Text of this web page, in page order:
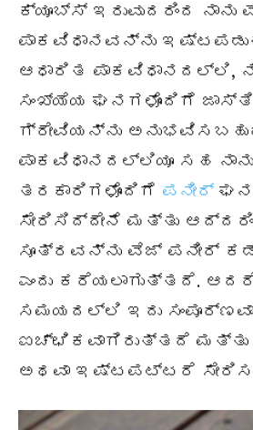
ಕ್ಯೂಬ್ಸ್ ಇರುವುದರಿಂದ
ಪಾಕವಿಧಾನವನ್ನು
ಆಧಾರಿತ ಪಾಕವಿಧಾನದಲ್ಲಿ,
ಸಂಖ್ಯೆಯ ಘನಗಳೊಂದಿಗೆ
ಗ್ರೇವಿಯನ್ನು
ಪಾಕವಿಧಾನದಲ್ಲಿಯೂ ಸಹ
ತರಕಾರಿಗಳೊಂದಿಗೆ ಪನೀರ್
ಸೇರಿಸಿದ್ದೇನೆ ಮತ್ತು
ಸೂತ್ರವನ್ನು ವೆಜ್ ಪನೀರ್
ಎಂದು ಕರೆಯಲಾಗುತ್ತದೆ.
ಸಮಯದಲ್ಲಿ ಇದು
ಐಚ್ಛಿಕವಾಗಿರುತ್ತದೆ ಮತ್ತು
ಅಥವಾ ಇಷ್ಟಪಟ್ಟರೆ